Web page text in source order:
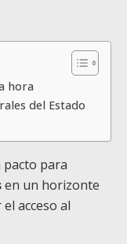
hora
del Estado
pacto para
en un horizonte
acceso al